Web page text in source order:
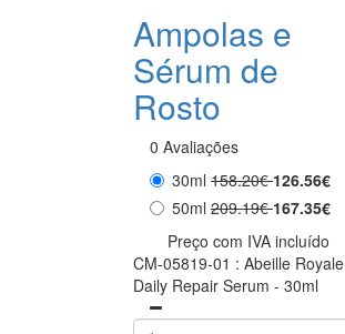
Ampolas e
Sérum de
Rosto
0 Avaliações
30ml 158.20€126.56€
50ml 209.19€167.35€
Preço com IVA incluído
CM-05819-01 : Abeille Royale
Daily Repair Serum - 30ml